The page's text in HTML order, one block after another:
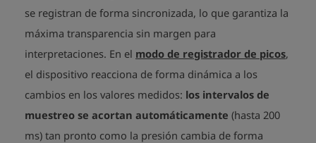
se registran de forma sincronizada, lo que garantiza la
máxima transparencia sin margen para
interpretaciones. En el modo de registrador de picos,
el dispositivo reacciona de forma dinámica a los
cambios en los valores medidos: los intervalos de
muestreo se acortan automáticamente (hasta 200
ms) tan pronto como la presión cambia de forma